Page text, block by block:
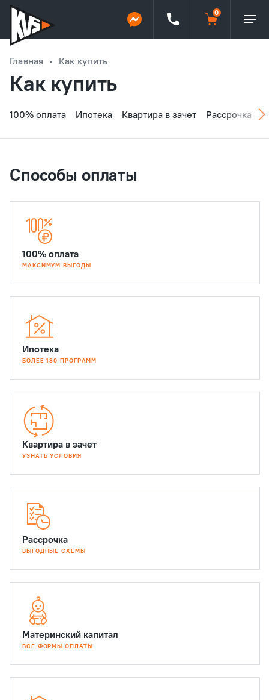
Главная Как купить
Как купить
100% оплата Ипотека Квартира в зачет Рассрочка
Способы оплаты
100% оплата
МАКСИМУМ ВЫГОДЫ
Ипотека
БОЛЕЕ 130 ПРОГРАММ
Квартира в зачет
УЗНАТЬ УСЛОВИЯ
Рассрочка
ВЫГОДНЫЕ СХЕМЫ
Материнский капитал
ВСЕ ФОРМЫ ОПЛАТЫ